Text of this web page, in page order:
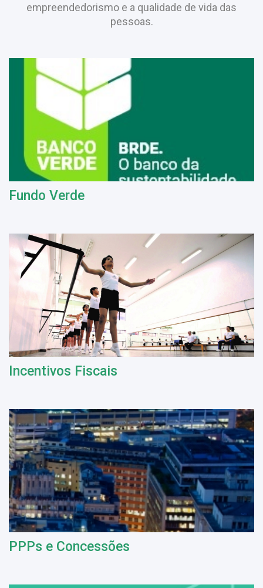
empreendedorismo e a qualidade de vida das
pessoas.
Fundo Verde
Incentivos Fiscais
PPPs e Concessões